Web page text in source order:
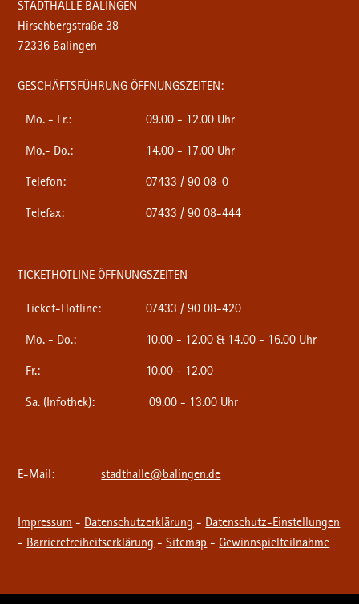
STADTHALLE BALINGEN
Hirschbergstraße 38
72336 Balingen
GESCHÄFTSFÜHRUNG ÖFFNUNGSZEITEN:
Mo. - Fr.: 09.00 - 12.00 Uhr
Mo.- Do.: 14.00 - 17.00 Uhr
Telefon: 07433 / 90 08-0
Telefax: 07433 / 90 08-444
TICKETHOTLINE ÖFFNUNGSZEITEN
Ticket-Hotline: 07433 / 90 08-420
Mo. - Do.: 10.00 - 12.00 & 14.00 - 16.00 Uhr
Fr.: 10.00 - 12.00
Sa. (Infothek): 09.00 - 13.00 Uhr
E-Mail: stadthalle@balingen.de
Impressum-Datenschutzerklärung-Datenschutz-Einstellungen
-Barrierefreiheitserklärung-Sitemap-Gewinnspielteilnahme